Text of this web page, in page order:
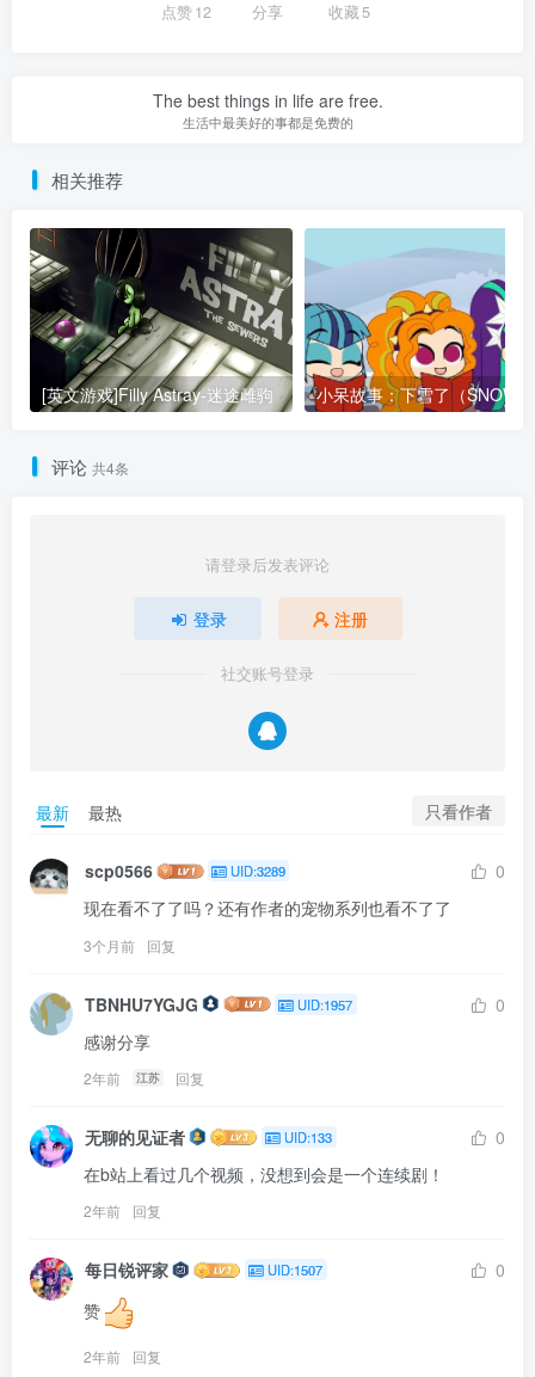
点赞12 分享 收藏5
The best things in life are free.
生活中最美好的事都是免费的
相关推荐
[英文游戏]Filly Astray-迷途雌驹
评论 共4条
请登录后发表评论
登录 注册
社交账号登录
最新 最热 只看作者
scp0566 UID:3289
0
现在看不了了吗？还有作者的宠物系列也看不了了
3个月前 回复
TBNHU7YGJG UID:1957
0
感谢分享
2年前 江苏 回复
无聊的见证者 UID:133
0
在b站上看过几个视频，没想到会是一个连续剧！
2年前 回复
每日锐评家 UID:1507
0
赞
2年前 回复